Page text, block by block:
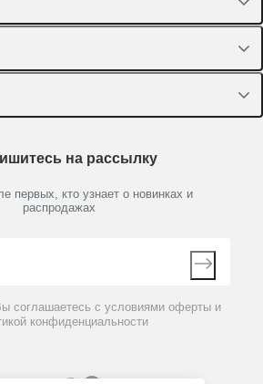
препараты, наборы
на рассылку
первых, кто узнает о новинках и
распродажах
соглашаетесь с условиями оферты и
конфиденциальности